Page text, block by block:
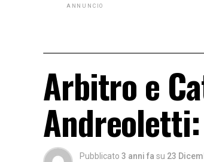
ANNUNCIO
Arbitro e
Andreoletti:
Pubblicato 3 anni fa su 23